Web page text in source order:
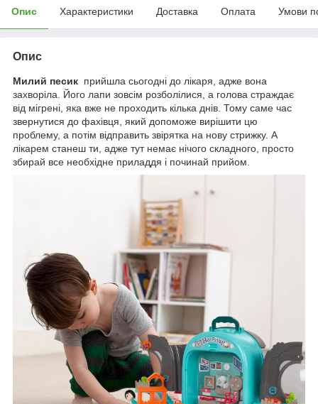
Опис Характеристики Доставка Оплата Умови
Опис
Милий песик прийшла сьогодні до лікаря, адже вона
захворіла. Його лапи зовсім розболілися, а голова страждає
від мігрені, яка вже не проходить кілька днів. Тому саме час
звернутися до фахівця, який допоможе вирішити цю
проблему, а потім відправить звірятка на нову стрижку. А
лікарем станеш ти, адже тут немає нічого складного, просто
збирай все необхідне приладдя і починай прийом.